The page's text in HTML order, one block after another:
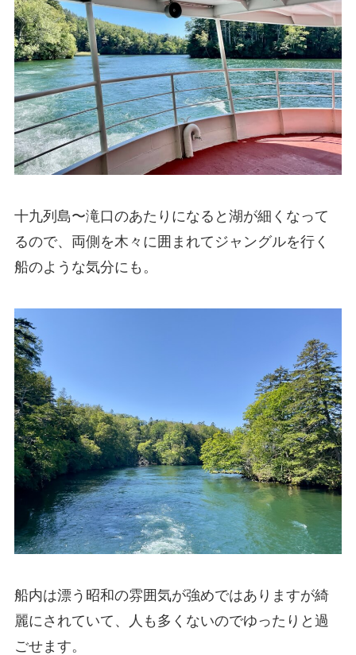
十九列島〜滝口のあたりになると湖が細くなって
るので、両側を木々に囲まれてジャングルを行く
船のような気分にも。
船内は漂う昭和の雰囲気が強めではありますが綺
麗にされていて、人も多くないのでゆったりと過
ごせます。